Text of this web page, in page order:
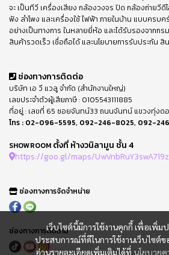
เว็บไซต์นี้มีการใช้งานคุกกี้ เพื่อเพิ่
ประสบการณ์ที่ดีในการใช้งานเว็บไซต์
อ่านรายละเอียดเพิ่มเติมได้ที่ นโยบาย
จะ เป็นทีวี เครื่องเสียง กล้องวงจร ปิด กล้องถ่ายวี
ฟัง ลำโพง และเครื่องใช้ ไฟฟ้า ภายในบ้าน แบบครบ
อย่างเป็นทางการ ในหลายยี่ห้อ และได้รับรองจากก
สินค้ารวดเร็ว เชื่อถือได้ และนโยบายการรับประกัน สิ
ช่องทางการติดต่อ
บริษัท เอ วี แวลู จำกัด (สำนักงานใหญ่)
เลขประจำตัวผู้เสียภาษี : 0105543111885
ที่อยู่ : เลขที่ 65 ซอยจันทน์33 ถนนจันทน์ แขวงทุ่งดอ
โทร : 02-096-5595, 092-246-8025, 092-
SHOWROOM ตั้งที่ ห้างวนิลามูน ชั้น 4
https://goo.gl/maps/
ช่องทางการจัดจำหน่าย
ช่องทางการติดตาม